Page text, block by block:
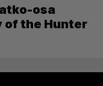
osa
of the Hunter